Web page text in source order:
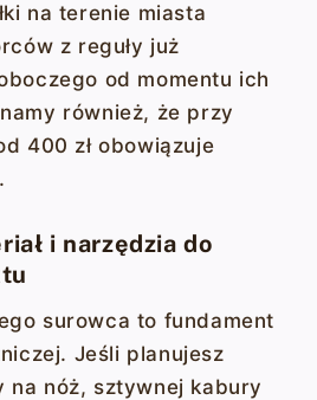
na terenie miasta
z reguły już
od momentu ich
również, że przy
400 zł obowiązuje
i narzędzia do
surowca to fundament
Jeśli planujesz
na nóż, sztywnej kabury